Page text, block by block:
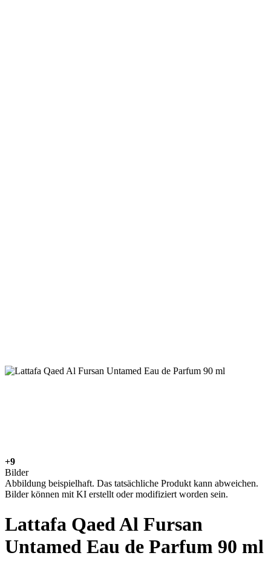
+9
Bilder
Abbildung beispielhaft. Das tatsächliche Produkt kann abweichen.
Bilder können mit KI erstellt oder modifiziert worden sein.
Lattafa Qaed Al Fursan
Untamed Eau de Parfum 90 ml